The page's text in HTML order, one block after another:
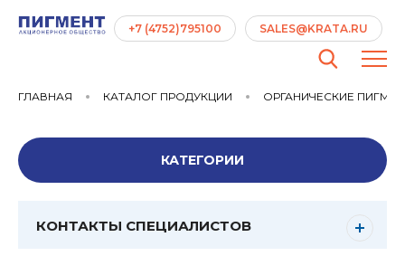
ГЛАВНАЯ КАТАЛОГ ПРОДУКЦИИ ОРГАНИЧЕСКИЕ
КАТЕГОРИИ
КОНТАКТЫ СПЕЦИАЛИСТОВ